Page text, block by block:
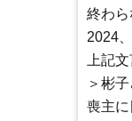
終わ
2024
上記文
＞彬
喪主